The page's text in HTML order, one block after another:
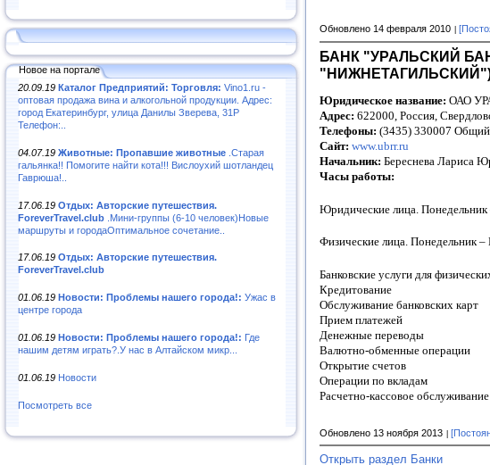
Новое на портале
20.09.19 Каталог Предприятий: Торговля: Vino1.ru -
оптовая продажа вина и алкогольной продукции. Адрес:
город Екатеринбург, улица Данилы Зверева, 31Р
Телефон:..
04.07.19 Животные: Пропавшие животные .Старая
гальянка!! Помогите найти кота!!! Вислоухий шотландец
Гаврюша!..
17.06.19 Отдых: Авторские путешествия.
ForeverTravel.club .Мини-группы (6-10 человек)Новые
маршруты и городаОптимальное сочетание..
17.06.19 Отдых: Авторские путешествия.
ForeverTravel.club
01.06.19 Новости: Проблемы нашего города!: Ужас в
центре города
01.06.19 Новости: Проблемы нашего города!: Где
нашим детям играть?.У нас в Алтайском микр...
01.06.19 Новости
Посмотреть все
Обновлено 14 февраля 2010
БАНК "УРАЛЬСКИЙ
Юридическое название: ОАО
Адрес: 622000, Россия,
Телефоны: (3435) 330007
Сайт: www.ubrr.ru
Начальник: Береснева Лариса
Часы работы:
Юридические лица.
Физические лица. Понедельник
Банковские услуги для
Кредитование
Обслуживание банковских карт
Прием платежей
Денежные переводы
Валютно-обменные операции
Открытие счетов
Операции по вкладам
Расчетно-кассовое
Обновлено 13 ноября 2013
Открыть раздел Банки